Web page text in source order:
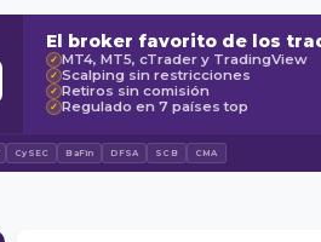
El broker favorito de los
✓ MT4, MT5, cTrader y TradingView
✓ Scalping sin restricciones
✓ Retiros sin comisión
✓ Regulado en 7 países top
CySEC BaFin DFSA SCB CMA